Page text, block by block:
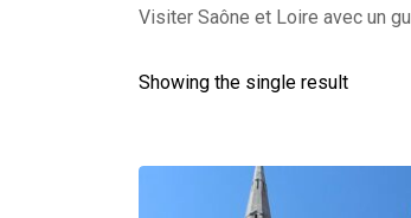
Visiter Saône et Loire avec un
Showing the single result